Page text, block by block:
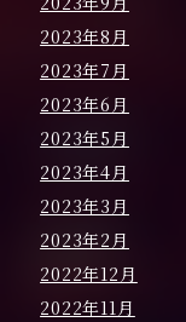
2023年8月
2023年7月
2023年6月
2023年5月
2023年4月
2023年3月
2023年2月
2022年12月
2022年11月